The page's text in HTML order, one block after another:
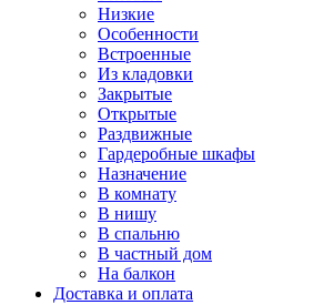
Низкие
Особенности
Встроенные
Из кладовки
Закрытые
Открытые
Раздвижные
Гардеробные шкафы
Назначение
В комнату
В нишу
В спальню
В частный дом
На балкон
Доставка и оплата